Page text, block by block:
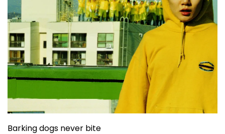
Barking dogs never bite